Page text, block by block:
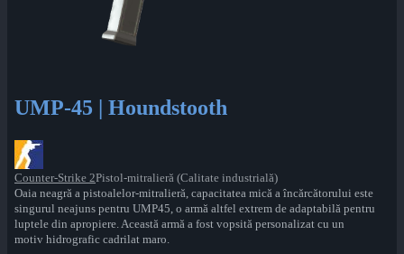
UMP-45 | Houndstooth
Counter-Strike 2Pistol-mitralieră (Calitate industrială)
Oaia neagră a pistoalelor-mitralieră, capacitatea mică a încărcătorului este
singurul neajuns pentru UMP45, o armă altfel extrem de adaptabilă pentru
luptele din apropiere. Această armă a fost vopsită personalizat cu un
motiv hidrografic cadrilat maro.